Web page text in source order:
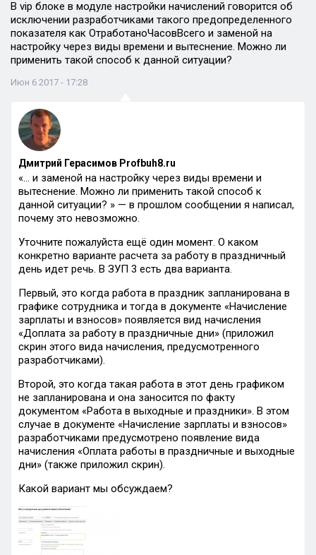
В vip блоке в модуле настройки начислений говорится об
исключении разработчиками такого предопределенного
показателя как ОтработаноЧасовВсего и заменой на
настройку через виды времени и вытеснение. Можно ли
применить такой способ к данной ситуации?
Июн 6 2017 - 17:28
Дмитрий Герасимов Profbuh8.ru
«… и заменой на настройку через виды времени и
вытеснение. Можно ли применить такой способ к
данной ситуации? » — в прошлом сообщении я написал,
почему это невозможно.
Уточните пожалуйста ещё один момент. О каком
конкретно варианте расчета за работу в праздничный
день идет речь. В ЗУП 3 есть два варианта.
Первый, это когда работа в праздник запланирована в
графике сотрудника и тогда в документе «Начисление
зарплаты и взносов» появляется вид начисления
«Доплата за работу в праздничные дни» (приложил
скрин этого вида начисления, предусмотренного
разработчиками).
Второй, это когда такая работа в этот день графиком
не запланирована и она заносится по факту
документом «Работа в выходные и праздники». В этом
случае в документе «Начисление зарплаты и взносов»
разработчиками предусмотрено появление вида
начисления «Оплата работы в праздничные и выходные
дни» (также приложил скрин).
Какой вариант мы обсуждаем?